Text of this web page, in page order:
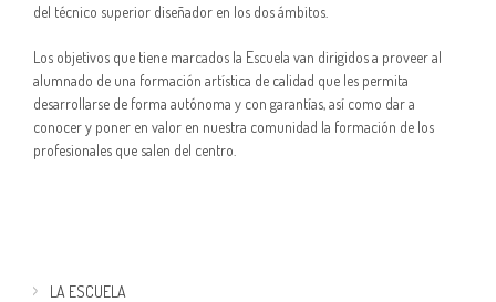
del técnico superior diseñador en los dos ámbitos.
Los objetivos que tiene marcados la Escuela van dirigidos a proveer al
alumnado de una formación artística de calidad que les permita
desarrollarse de forma autónoma y con garantías, así como dar a
conocer y poner en valor en nuestra comunidad la formación de los
profesionales que salen del centro.
LA ESCUELA